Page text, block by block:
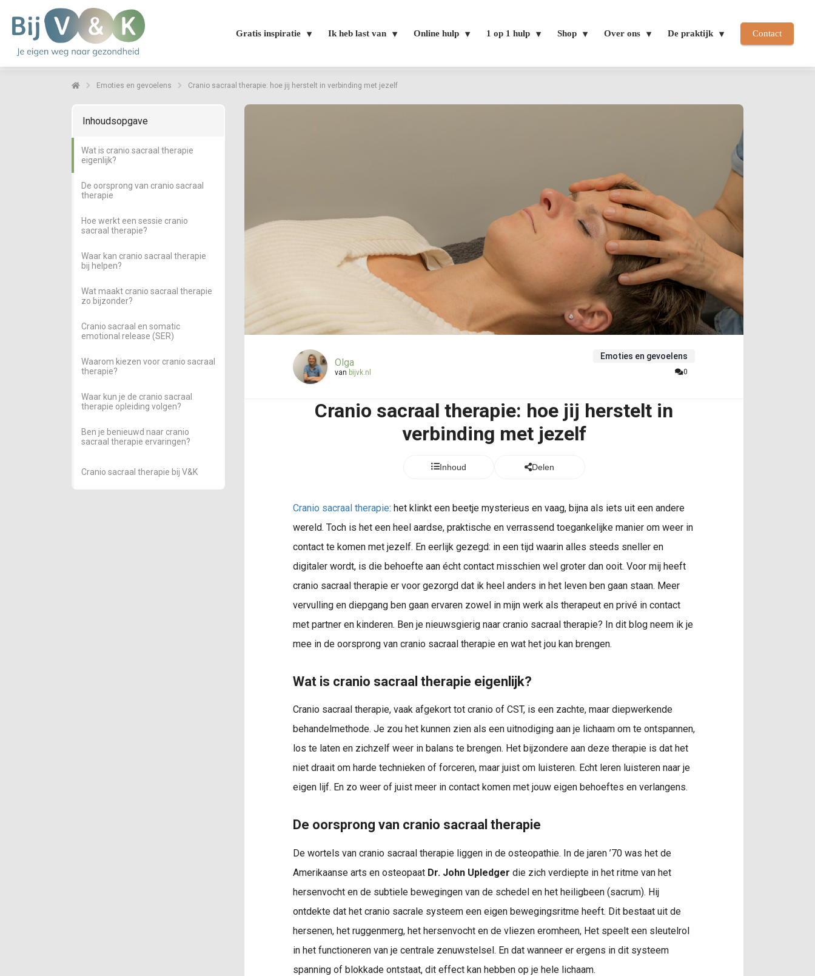
Gratis inspiratie Ik heb last van Online hulp 1 op 1 hulp Shop Over ons De praktijk Contact
Emoties en gevoelens Cranio sacraal therapie: hoe jij herstelt in verbinding met jezelf
Inhoudsopgave
Wat is cranio sacraal therapie
eigenlijk?
De oorsprong van cranio sacraal
therapie
Hoe werkt een sessie cranio
sacraal therapie?
Waar kan cranio sacraal therapie
bij helpen?
Wat maakt cranio sacraal therapie
zo bijzonder?
Cranio sacraal en somatic
emotional release (SER)
Waarom kiezen voor cranio sacraal
therapie?
Waar kun je de cranio sacraal
therapie opleiding volgen?
Ben je benieuwd naar cranio
sacraal therapie ervaringen?
Cranio sacraal therapie bij V&K
Olga
van bijvk.nl
Emoties en gevoelens
0
Cranio sacraal therapie: hoe jij herstelt in
verbinding met jezelf
Inhoud Delen
Cranio sacraal therapie: het klinkt een beetje mysterieus en vaag, bijna als iets uit een andere
wereld. Toch is het een heel aardse, praktische en verrassend toegankelijke manier om weer in
contact te komen met jezelf. En eerlijk gezegd: in een tijd waarin alles steeds sneller en
digitaler wordt, is die behoefte aan écht contact misschien wel groter dan ooit. Voor mij heeft
cranio sacraal therapie er voor gezorgd dat ik heel anders in het leven ben gaan staan. Meer
vervulling en diepgang ben gaan ervaren zowel in mijn werk als therapeut en privé in contact
met partner en kinderen. Ben je nieuwsgierig naar cranio sacraal therapie? In dit blog neem ik je
mee in de oorsprong van cranio sacraal therapie en wat het jou kan brengen.
Wat is cranio sacraal therapie eigenlijk?
Cranio sacraal therapie, vaak afgekort tot cranio of CST, is een zachte, maar diepwerkende
behandelmethode. Je zou het kunnen zien als een uitnodiging aan je lichaam om te ontspannen,
los te laten en zichzelf weer in balans te brengen. Het bijzondere aan deze therapie is dat het
niet draait om harde technieken of forceren, maar juist om luisteren. Echt leren luisteren naar je
eigen lijf. En zo weer of juist meer in contact komen met jouw eigen behoeftes en verlangens.
De oorsprong van cranio sacraal therapie
De wortels van cranio sacraal therapie liggen in de osteopathie. In de jaren ’70 was het de
Amerikaanse arts en osteopaat Dr. John Upledger die zich verdiepte in het ritme van het
hersenvocht en de subtiele bewegingen van de schedel en het heiligbeen (sacrum). Hij
ontdekte dat het cranio sacrale systeem een eigen bewegingsritme heeft. Dit bestaat uit de
hersenen, het ruggenmerg, het hersenvocht en de vliezen eromheen, Het speelt een sleutelrol
in het functioneren van je centrale zenuwstelsel. En dat wanneer er ergens in dit systeem
spanning of blokkade ontstaat, dit effect kan hebben op je hele lichaam.